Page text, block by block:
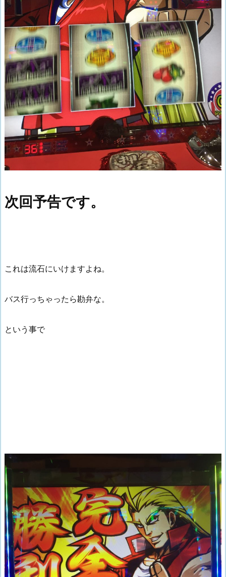
次回予告です。
これは流石にいけますよね。
バス行っちゃったら勘弁な。
という事で